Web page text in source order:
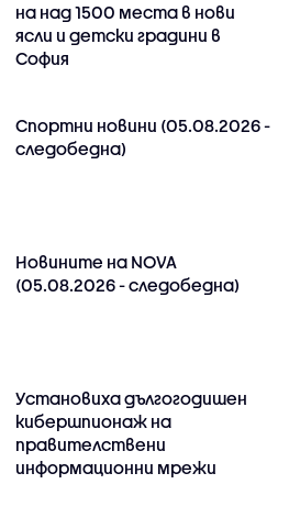
на над 1500 места в нови
ясли и детски градини в
София
Спортни новини (05.08.2026 -
следобедна)
Новините на NOVA
(05.08.2026 - следобедна)
Установиха дългогодишен
кибершпионаж на
правителствени
информационни мрежи